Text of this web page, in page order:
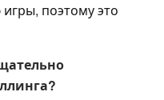
поэтому это